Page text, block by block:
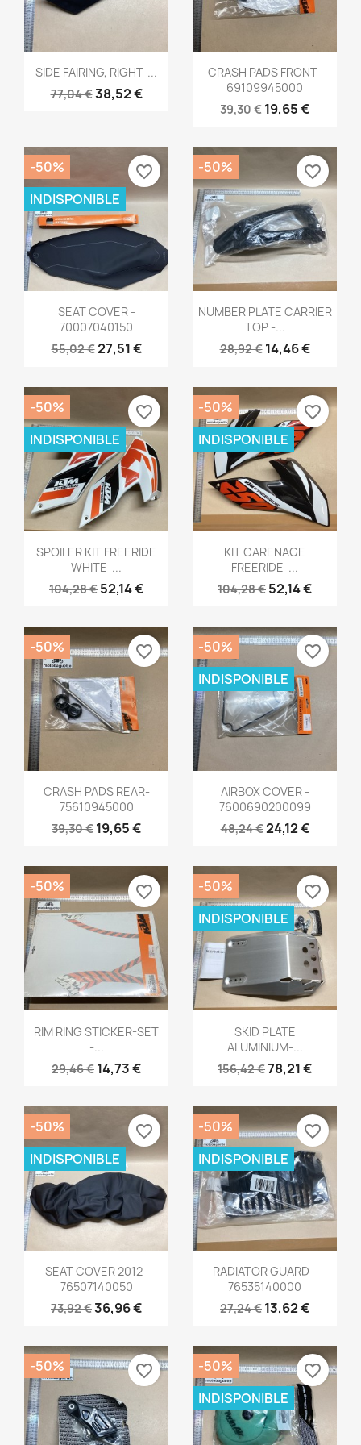
 Aperçu rapide
SIDE FAIRING, RIGHT-...
77,04 €38,52 €
Aperçu rapide
CRASH PADS FRONT-
69109945000
39,30 € 19,65 €
Aperçu rapide
SEAT COVER -
70007040150
55,02 €27,51 €
-50%
INDISPONIBLE
favorite_border
Aperçu rapide
NUMBER PLATE CARRIER
TOP -...
28,92 € 14,46 €
-50% favorite_border
Aperçu rapide
SPOILER KIT FREERIDE
WHITE-...
104,28 € 52,14 €
-50%
INDISPONIBLE
favorite_border
Aperçu rapide
KIT CARENAGE
FREERIDE-...
104,28 € 52,14 €
-50%
INDISPONIBLE
favorite_border
Aperçu rapide
CRASH PADS REAR-
75610945000
39,30 € 19,65 €
-50% favorite_border
Aperçu rapide
AIRBOX COVER -
7600690200099
48,24 €24,12 €
-50%
INDISPONIBLE
favorite_border
Aperçu rapide
RIM RING STICKER-SET
-...
29,46 € 14,73 €
-50% favorite_border
Aperçu rapide
SKID PLATE
ALUMINIUM-...
156,42 €78,21 €
-50%
INDISPONIBLE
favorite_border
Aperçu rapide
SEAT COVER 2012-
76507140050
73,92 €36,96 €
-50%
INDISPONIBLE
favorite_border
Aperçu rapide
RADIATOR GUARD -
76535140000
27,24 € 13,62 €
-50%
INDISPONIBLE
favorite_border
-50% favorite_border
-50%
INDISPONIBLE
favorite_border